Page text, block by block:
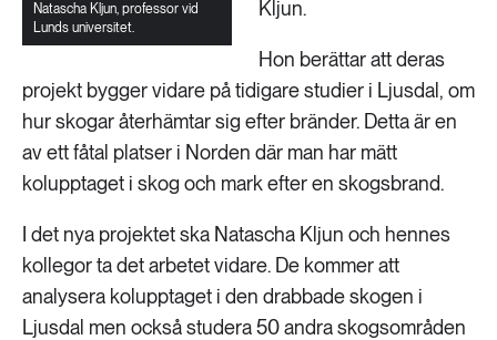
Natascha Kljun, professor vid
Lunds universitet.
Kljun.
Hon berättar att deras
projekt bygger vidare på tidigare studier i Ljusdal, om
hur skogar återhämtar sig efter bränder. Detta är en
av ett fåtal platser i Norden där man har mätt
kolupptaget i skog och mark efter en skogsbrand.
I det nya projektet ska Natascha Kljun och hennes
kollegor ta det arbetet vidare. De kommer att
analysera kolupptaget i den drabbade skogen i
Ljusdal men också studera 50 andra skogsområden